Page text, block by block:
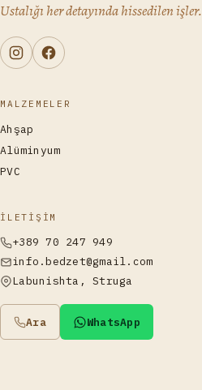
Ustalığı her detayında hissedilen işler.
MALZEMELER
Ahşap
Alüminyum
PVC
İLETIŞIM
+389 70 247 949
info.bedzet@gmail.com
Labunishta, Struga
Ara WhatsApp